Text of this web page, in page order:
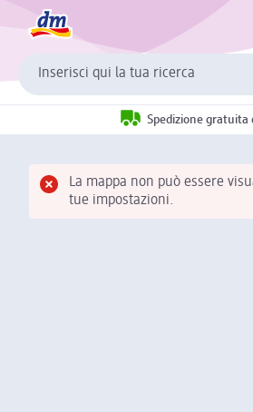
Inserisci qui la tua ricerca
Spedizione gratuita
La mappa non può essere
tue impostazioni.